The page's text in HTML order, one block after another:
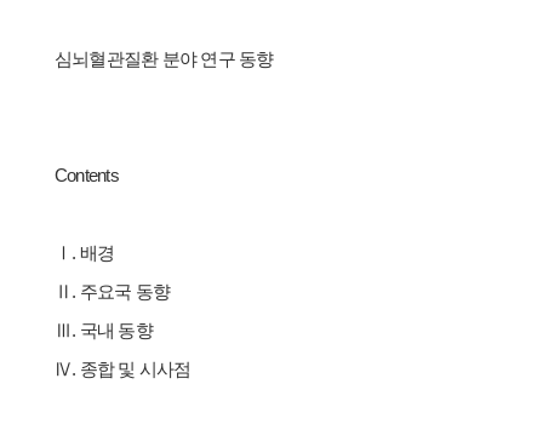
심뇌혈관질환 분야 연구 동향
Contents
Ⅰ. 배경
Ⅱ. 주요국 동향
Ⅲ. 국내 동향
Ⅳ. 종합 및 시사점